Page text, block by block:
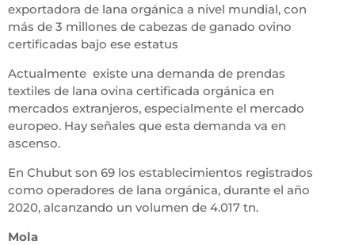
exportadora de lana orgánica a nivel mundial, con
más de 3 millones de cabezas de ganado ovino
certificadas bajo ese estatus
Actualmente existe una demanda de prendas
textiles de lana ovina certificada orgánica en
mercados extranjeros, especialmente el mercado
europeo. Hay señales que esta demanda va en
ascenso.
En Chubut son 69 los establecimientos registrados
como operadores de lana orgánica, durante el año
2020, alcanzando un volumen de 4.017 tn.
Mola